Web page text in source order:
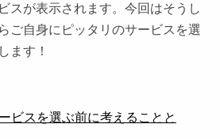
スが表示されます。今回はそうし
ご自身にピッタリのサービスを選
ます！
ビスを選ぶ前に考えることと